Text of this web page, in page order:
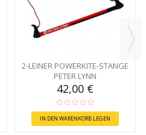
2-LEINER POWERKITE-STANGE
PETER LYNN
42,00 €
IN DEN WARENKORB LEGEN